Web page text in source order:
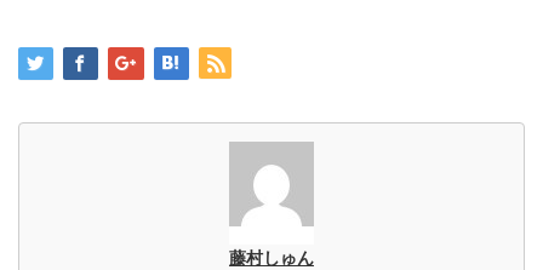
藤村しゅん